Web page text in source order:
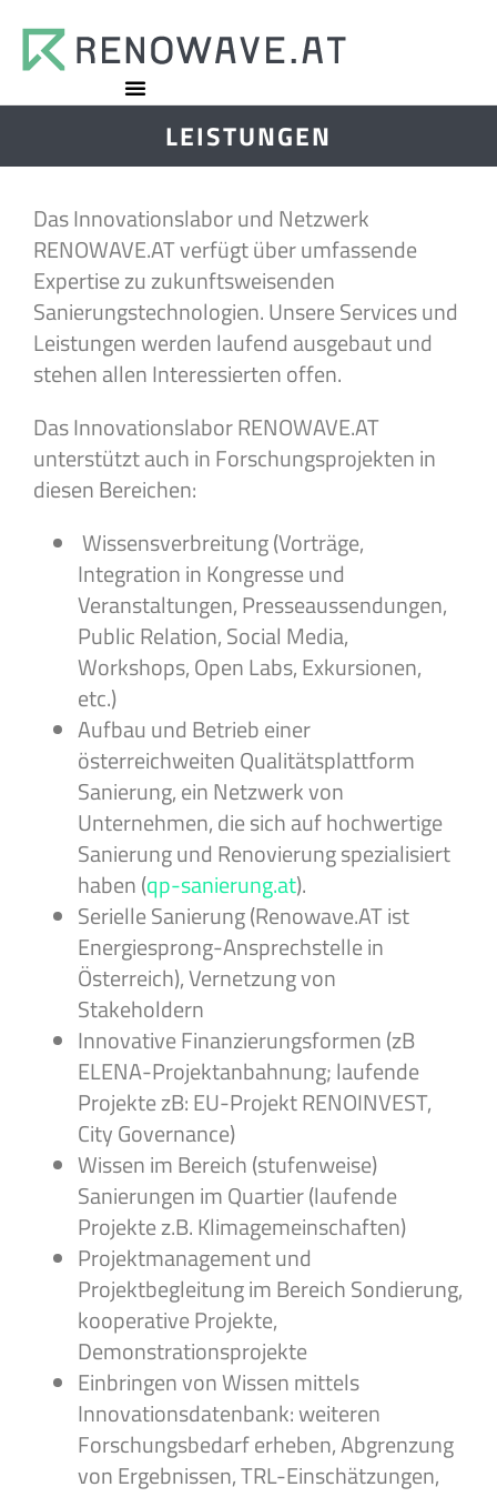
LEISTUNGEN
Das Innovationslabor und Netzwerk
RENOWAVE.AT verfügt über umfassende
Expertise zu zukunftsweisenden
Sanierungstechnologien. Unsere Services und
Leistungen werden laufend ausgebaut und
stehen allen Interessierten offen.
Das Innovationslabor RENOWAVE.AT
unterstützt auch in Forschungsprojekten in
diesen Bereichen:
Wissensverbreitung (Vorträge,
Integration in Kongresse und
Veranstaltungen, Presseaussendungen,
Public Relation, Social Media,
Workshops, Open Labs, Exkursionen,
etc.)
Aufbau und Betrieb einer
österreichweiten Qualitätsplattform
Sanierung, ein Netzwerk von
Unternehmen, die sich auf hochwertige
Sanierung und Renovierung spezialisiert
haben (qp-sanierung.at).
Serielle Sanierung (Renowave.AT ist
Energiesprong-Ansprechstelle in
Österreich), Vernetzung von
Stakeholdern
Innovative Finanzierungsformen (zB
ELENA-Projektanbahnung; laufende
Projekte zB: EU-Projekt RENOINVEST,
City Governance)
Wissen im Bereich (stufenweise)
Sanierungen im Quartier (laufende
Projekte z.B. Klimagemeinschaften)
Projektmanagement und
Projektbegleitung im Bereich Sondierung,
kooperative Projekte,
Demonstrationsprojekte
Einbringen von Wissen mittels
Innovationsdatenbank: weiteren
Forschungsbedarf erheben, Abgrenzung
von Ergebnissen, TRL-Einschätzungen,